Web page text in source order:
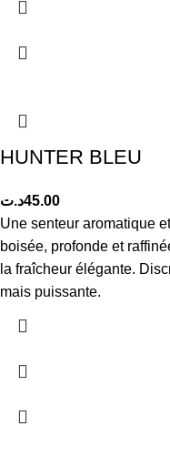
HUNTER BLEU
45.00د.ت
Une senteur aromatique et
boisée, profonde et
la fraîcheur élégante.
mais puissante.